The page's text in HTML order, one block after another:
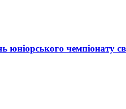
юніорського чемпіонату